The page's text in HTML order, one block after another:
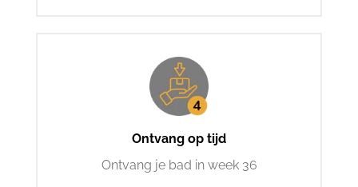
Ontvang op tijd
Ontvang je bad in week 36